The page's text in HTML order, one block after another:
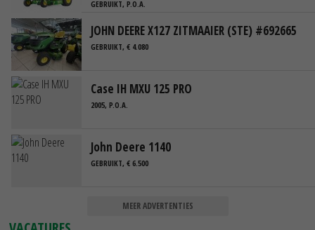
GEBRUIKT, P.O.A.
JOHN DEERE X127 ZITMAAIER (STE) #692665
GEBRUIKT, € 4.080
Case IH MXU 125 PRO
2005, P.O.A.
John Deere 1140
GEBRUIKT, € 6.500
MEER ADVERTENTIES